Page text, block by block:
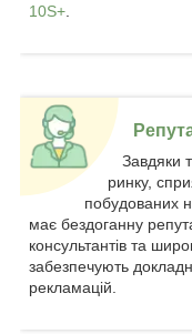
10S+
Завдяки
ринку,
побудованих
має бездоганну
консультантів та
забезпечують
рекламацій.